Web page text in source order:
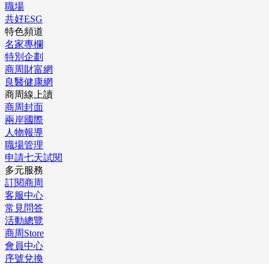
職場
共好ESG
特色頻道
名家專欄
特別企劃
商周財富網
良醫健康網
商周線上讀
商周封面
兩岸國際
人物報導
職場管理
申請七天試閱
多元服務
訂閱商周
客服中心
常見問答
活動總覽
商周Store
會員中心
序號兌換